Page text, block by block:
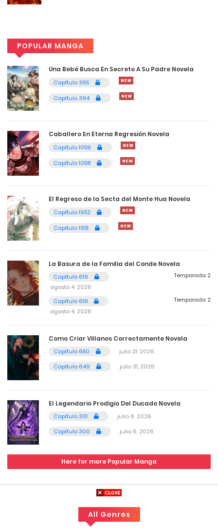
junio 17, 2026
4 Capítulo 643
junio 17, 2026
4 Capítulo 642
4 Capítulo 641
junio 17, 2026
junio 17, 2026
4 Capítulo 639
4 Capítulo 638
junio 17, 2026
Capítulo 637
4 Capítulo 636
junio 17, 2026
junio 17, 2026
4 Capítulo 634
4 Capítulo 633
POPULAR MANGA
Una Bebé Busca En Secreto A Su Padre Novela
Capítulo 395
Capítulo 394
Caballero En Eterna Regresión Novela
Capítulo 1059
Capítulo 1058
El Regreso de la Secta del Monte Hua Novela
Capítulo 1952
Capítulo 1951
La Basura de la Familia del Conde Novela
Capítulo 619
Temporada 2
agosto 4, 2026
Capítulo 618
Temporada 2
agosto 4, 2026
Como Criar Villanos Correctamente Novela
Capítulo 650
julio 31, 2026
Capítulo 649
julio 31, 2026
El Legendario Prodigio Del Ducado Novela
Capítulo 301
julio 6, 2026
Capítulo 300
julio 6, 2026
Here for more Popular Manga
All Genres